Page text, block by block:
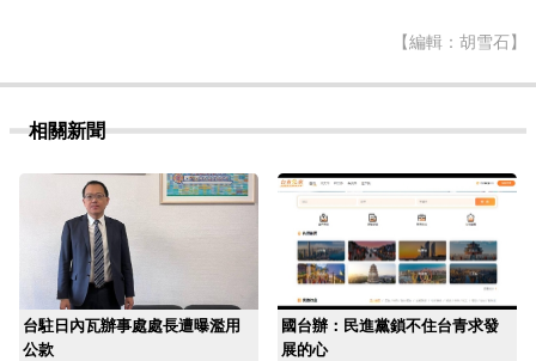
【編輯：胡雪石】
相關新聞
台駐日內瓦辦事處處長遭曝濫用
公款
國台辦：民進黨鎖不住台青求發
展的心